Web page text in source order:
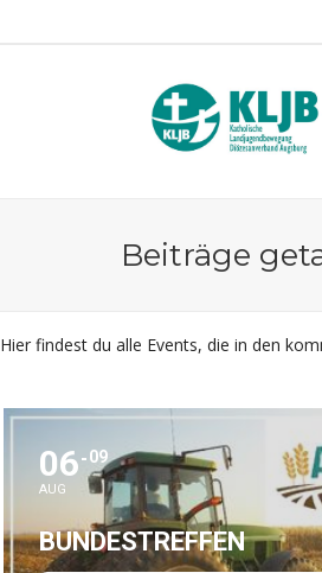
Beiträge
Hier findest du alle Events, die in den
06
AUG
09
BUNDESTREFFEN